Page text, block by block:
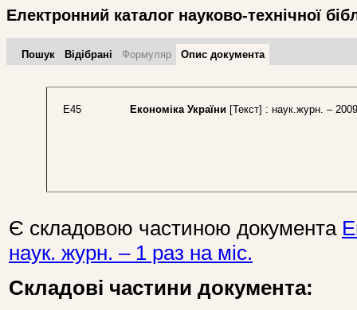
Електронний каталог науково-технічної
Пошук Відібрані Формуляр Опис документа
Е45 Економіка України [Текст] : наук.журн. –
Є складовою частиною документа
наук. журн. – 1 раз на міс.
Складові частини документа: